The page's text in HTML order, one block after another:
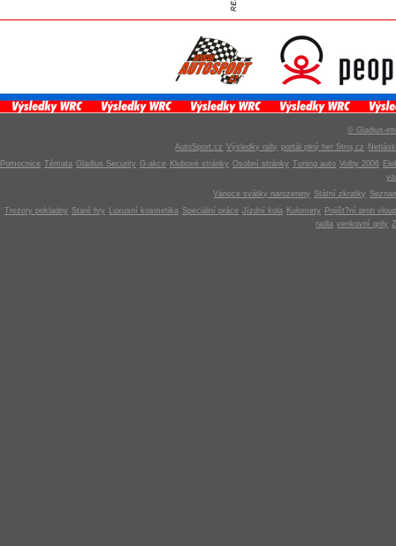
© Gladius-
AutoSport.cz Výsledky rally portál plný her Stroj.cz
Pomocnice Témata Gladius Security G-akce Klubové stránky Osobní stránky Tuning auto Volby 2006
Vánoce svátky narozeniny Státní zkratky
Trezory pokladny Staré hry Luxusní kosmetika Speciální práce Jízdní kola Kulomety
Pojišt?ní proti
radla venkovní grily